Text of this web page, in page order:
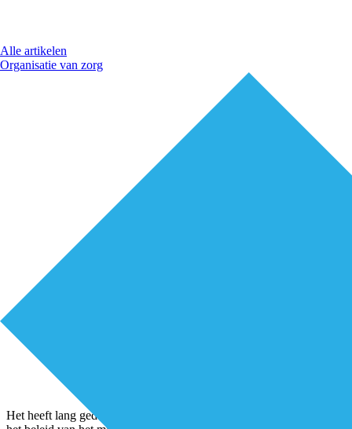
Alle artikelen
Organisatie van zorg
Het heeft lang geduurd, maar preventie is nu een centraal begrip in